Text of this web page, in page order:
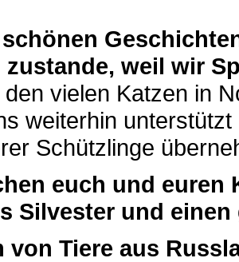
zustande, weil wir
vielen Katzen in
weiterhin
Schützlinge
euch und
Silvester und
von Tiere aus